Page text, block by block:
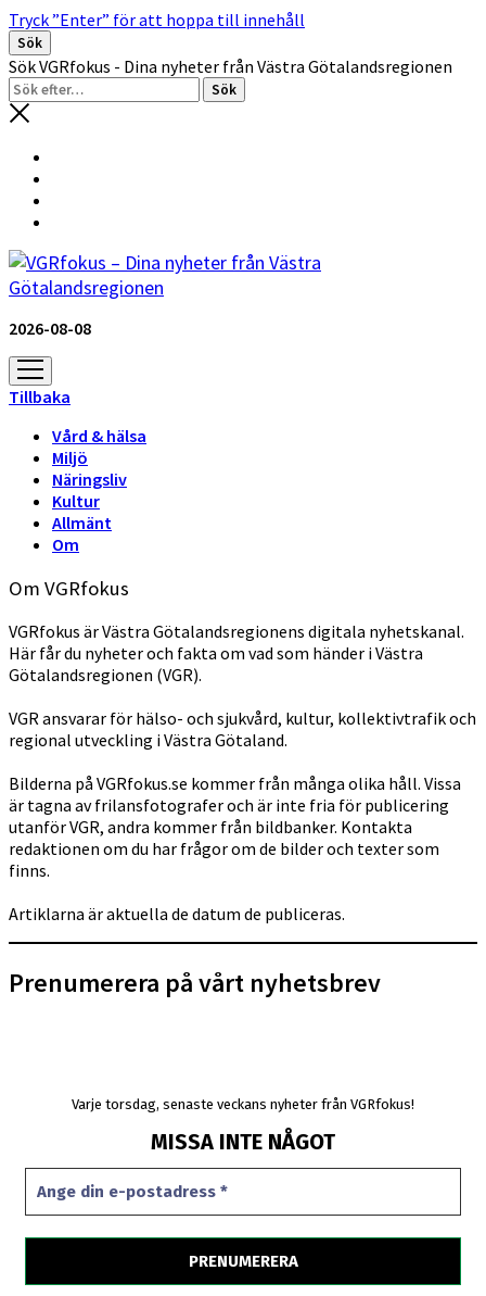
Tryck ”Enter” för att hoppa till innehåll
Sök
Sök VGRfokus - Dina nyheter från Västra Götalandsregionen
2026-08-08
öppna
meny
Tillbaka
Vård & hälsa
Miljö
Näringsliv
Kultur
Allmänt
Om
Om VGRfokus
VGRfokus är Västra Götalandsregionens digitala nyhetskanal.
Här får du nyheter och fakta om vad som händer i Västra
Götalandsregionen (VGR).
VGR ansvarar för hälso- och sjukvård, kultur, kollektivtrafik och
regional utveckling i Västra Götaland.
Bilderna på VGRfokus.se kommer från många olika håll. Vissa
är tagna av frilansfotografer och är inte fria för publicering
utanför VGR, andra kommer från bildbanker. Kontakta
redaktionen om du har frågor om de bilder och texter som
finns.
Artiklarna är aktuella de datum de publiceras.
Prenumerera på vårt nyhetsbrev
Varje torsdag, senaste veckans nyheter från VGRfokus!
MISSA INTE NÅGOT